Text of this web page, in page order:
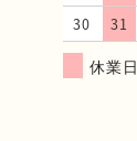
30
31
休業日